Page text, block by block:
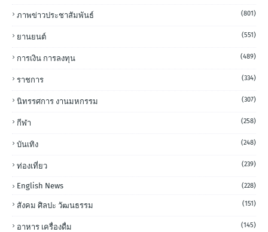
ภาพข่าวประชาสัมพันธ์ (801)
ยานยนต์ (551)
การเงิน การลงทุน (489)
ราชการ (334)
นิทรรศการ งานมหกรรม (307)
กีฬา (258)
บันเทิง (248)
ท่องเที่ยว (239)
English News (228)
สังคม ศิลปะ วัฒนธรรม (151)
อาหาร เครื่องดื่ม (145)